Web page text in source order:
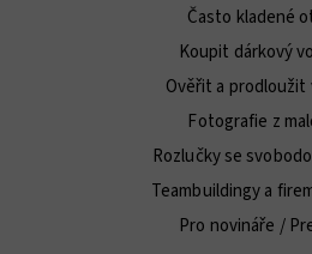
Často kladené
Koupit dárkový
Ověřit a prodloužit
Fotografie z
Rozlučky se
Teambuildingy a
Pro novináře /